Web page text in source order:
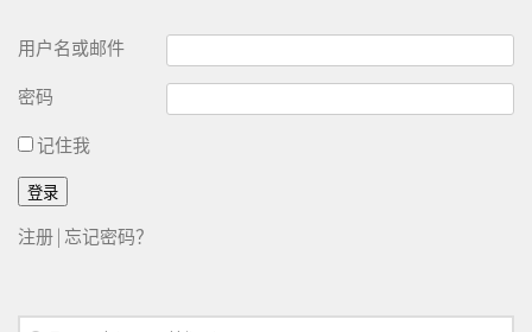
用户名或邮件
密码
记住我
注册 忘记密码？